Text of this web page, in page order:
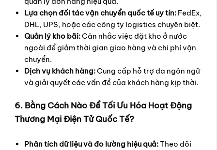
Lựa chọn đối tác vận chuyển quốc tế uy tín: FedEx,
DHL, UPS, hoặc các công ty logistics chuyên biệt.
Quản lý kho bãi:Cân nhắc việc đặt kho ở nước
ngoài để giảm thời gian giao hàng và chi phí vận
chuyển.
Dịch vụ khách hàng:Cung cấp hỗ trợ đa ngôn ngữ
và giải quyết các vấn đề của khách hàng kịp thời.
6. Bằng Cách Nào Để Tối Ưu Hóa Hoạt Động
Thương Mại Điện Tử Quốc Tế?
Phân tích dữ liệu và đo lường hiệu quả:Theo dõi